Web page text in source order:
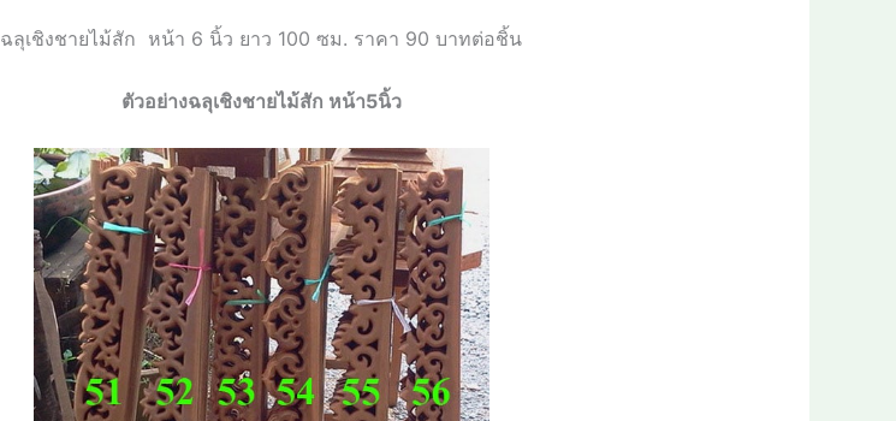
ฉลุเชิงชายไม้สัก หน้า 6 นิ้ว ยาว 100 ซม. ราคา 90 บาทต่อชิ้น
ตัวอย่างฉลุเชิงชายไม้สัก หน้า5นิ้ว